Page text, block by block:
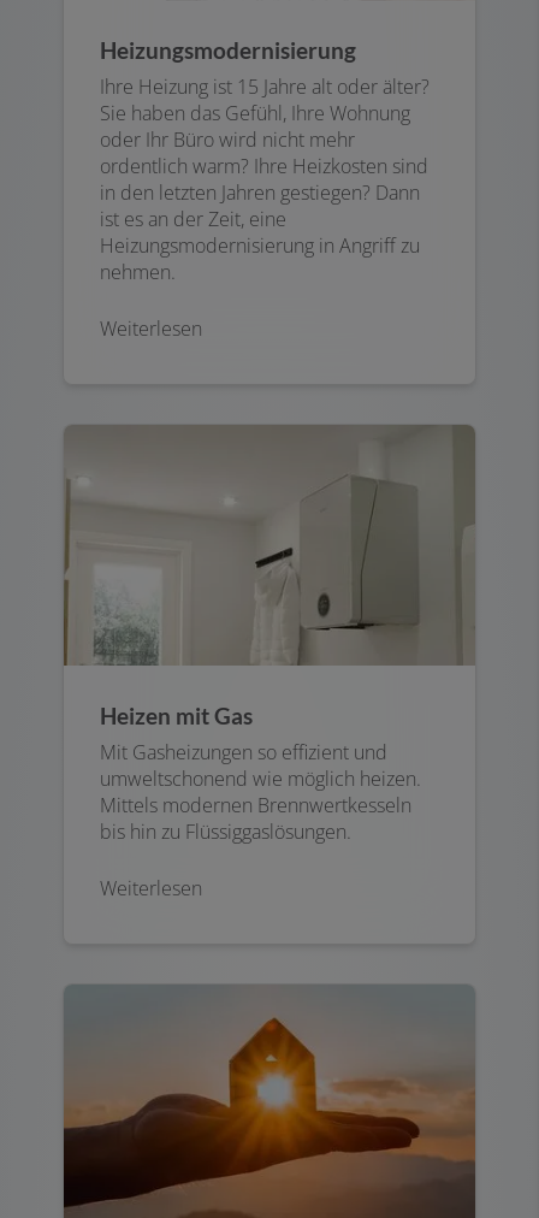
Heizungsmodernisierung
Ihre Heizung ist 15 Jahre alt oder älter?
Sie haben das Gefühl, Ihre Wohnung
oder Ihr Büro wird nicht mehr
ordentlich warm? Ihre Heizkosten sind
in den letzten Jahren gestiegen? Dann
ist es an der Zeit, eine
Heizungsmodernisierung in Angriff zu
nehmen.
Weiterlesen
Heizen mit Gas
Mit Gasheizungen so effizient und
umweltschonend wie möglich heizen.
Mittels modernen Brennwertkesseln
bis hin zu Flüssiggaslösungen.
Weiterlesen